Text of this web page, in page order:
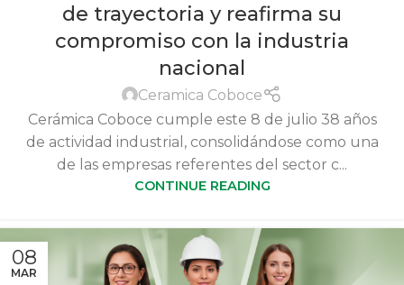
de trayectoria y reafirma su
compromiso con la industria
nacional
Ceramica Coboce
Cerámica Coboce cumple este 8 de julio 38 años
de actividad industrial, consolidándose como una
de las empresas referentes del sector c...
CONTINUE READING
08
MAR